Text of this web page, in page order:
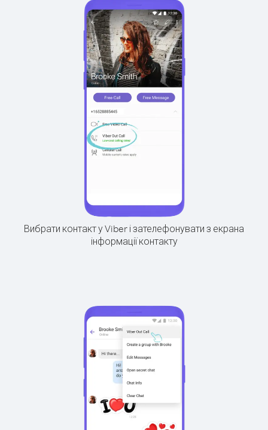
Вибрати контакт у Viber і зателефонувати з екрана
інформації контакту